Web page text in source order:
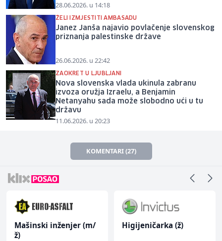
28.06.2026. u 14:18
ŽELI IZMJESTITI AMBASADU
Janez Janša najavio povlačenje slovenskog
priznanja palestinske države
26.06.2026. u 22:42
ZAOKRET U LJUBLJANI
Nova slovenska vlada ukinula zabranu
izvoza oružja Izraelu, a Benjamin
Netanyahu sada može slobodno ući u tu
državu
11.06.2026. u 20:23
KOMENTARI (27)
Mašinski inženjer (m/
ž)
Higijeničarka (ž)